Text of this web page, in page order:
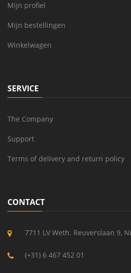
Mijn profiel
Mijn bestellingen
Winkelwagen
SERVICE
The Company
Support
Terms of delivery and return policy
CONTACT
7711 LV Weth. Reuverslaan 9,
(+31) 6 467 452 01